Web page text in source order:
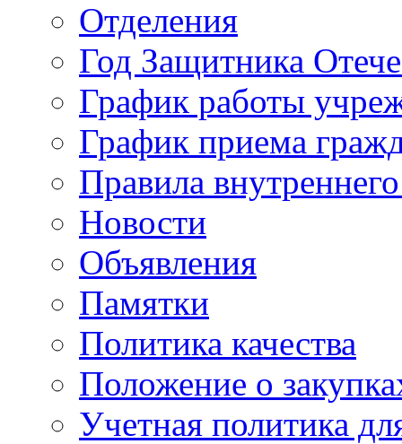
Отделения
Год Защитника
График работы
График приема
Правила
Новости
Объявления
Памятки
Политика качества
Положение о
Учетная политика